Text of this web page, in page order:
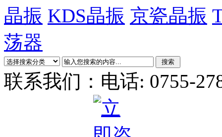
晶振 KDS晶振 京瓷晶振
荡器
联系我们： 电话: 0755-